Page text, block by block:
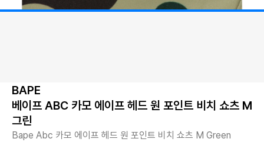
BAPE
베이프 ABC 카모 에이프 헤드 원 포인트 비치 쇼츠 M
그린
Bape Abc 카모 에이프 헤드 원 포인트 비치 쇼츠 M Green